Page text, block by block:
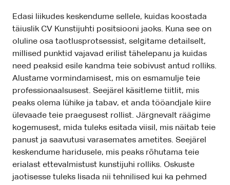
Edasi liikudes keskendume sellele, kuidas koostada
täiuslik CV Kunstijuhti positsiooni jaoks. Kuna see on
oluline osa taotlusprotsessist, selgitame detailselt,
millised punktid vajavad erilist tähelepanu ja kuidas
need peaksid esile kandma teie sobivust antud rolliks.
Alustame vormindamisest, mis on esmamulje teie
professionaalsusest. Seejärel käsitleme tiitlit, mis
peaks olema lühike ja tabav, et anda tööandjale kiire
ülevaade teie praegusest rollist. Järgnevalt räägime
kogemusest, mida tuleks esitada viisil, mis näitab teie
panust ja saavutusi varasemates ametites. Seejärel
keskendume haridusele, mis peaks rõhutama teie
erialast ettevalmistust kunstijuhi rolliks. Oskuste
jaotisesse tuleks lisada nii tehnilised kui ka pehmed